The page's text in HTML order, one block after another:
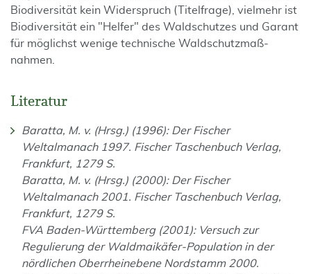
Biodiversität kein Widerspruch (Titelfrage), vielmehr ist
Bio­diversität ein "Helfer" des Waldschutzes und Garant
für möglichst wenige technische Waldschutzmaß­
nahmen.
Literatur
Baratta, M. v. (Hrsg.) (1996): Der Fischer
Weltalmanach 1997. Fischer Taschenbuch Verlag,
Frankfurt, 1279 S.
Baratta, M. v. (Hrsg.) (2000): Der Fischer
Weltalmanach 2001. Fischer Taschenbuch Verlag,
Frankfurt, 1279 S.
FVA Baden-Württemberg (2001): Versuch zur
Regulierung der Waldmaikäfer-Population in der
nördlichen Oberrheinebene Nordstamm 2000.